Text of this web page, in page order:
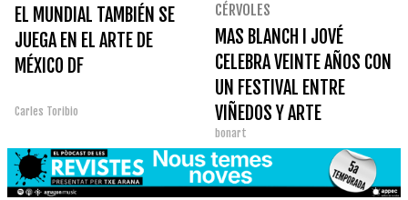
EL MUNDIAL TAMBIÉN SE
JUEGA EN EL ARTE DE
MÉXICO DF
Carles Toribio
CÉRVOLES
MAS BLANCH I JOVÉ
CELEBRA VEINTE AÑOS CON
UN FESTIVAL ENTRE
VIÑEDOS Y ARTE
bonart